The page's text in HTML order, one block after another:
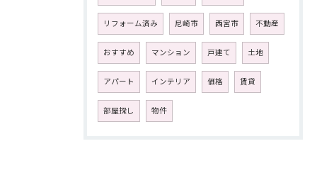
リフォーム済み 尼崎市 西宮市 不動産
おすすめ マンション 戸建て 土地
アパート インテリア 価格 賃貸
部屋探し 物件